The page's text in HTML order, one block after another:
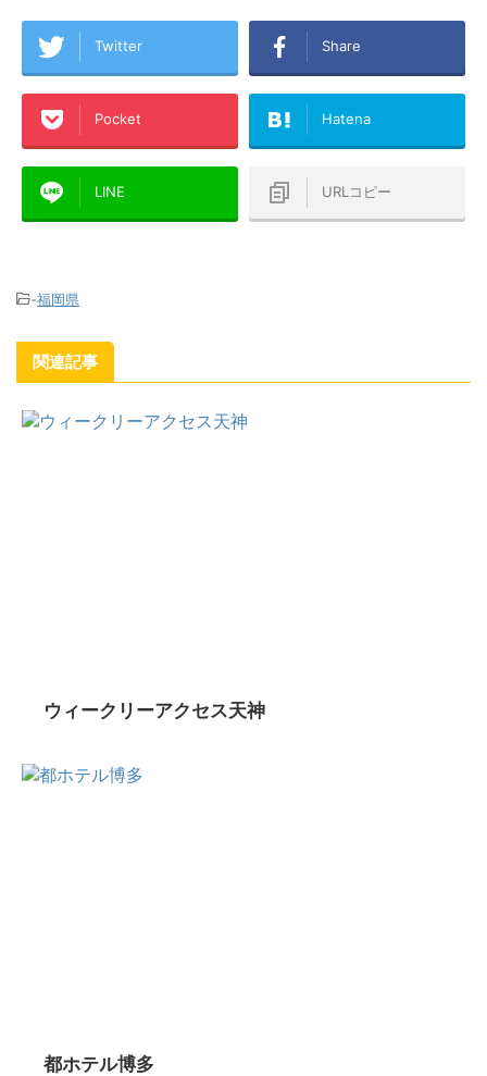
Twitter Share
Pocket Hatena
LINE URLコピー
-福岡県
関連記事
ウィークリーアクセス天神
都ホテル博多